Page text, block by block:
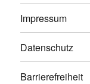
Impressum
Datenschutz
Barrierefreiheit